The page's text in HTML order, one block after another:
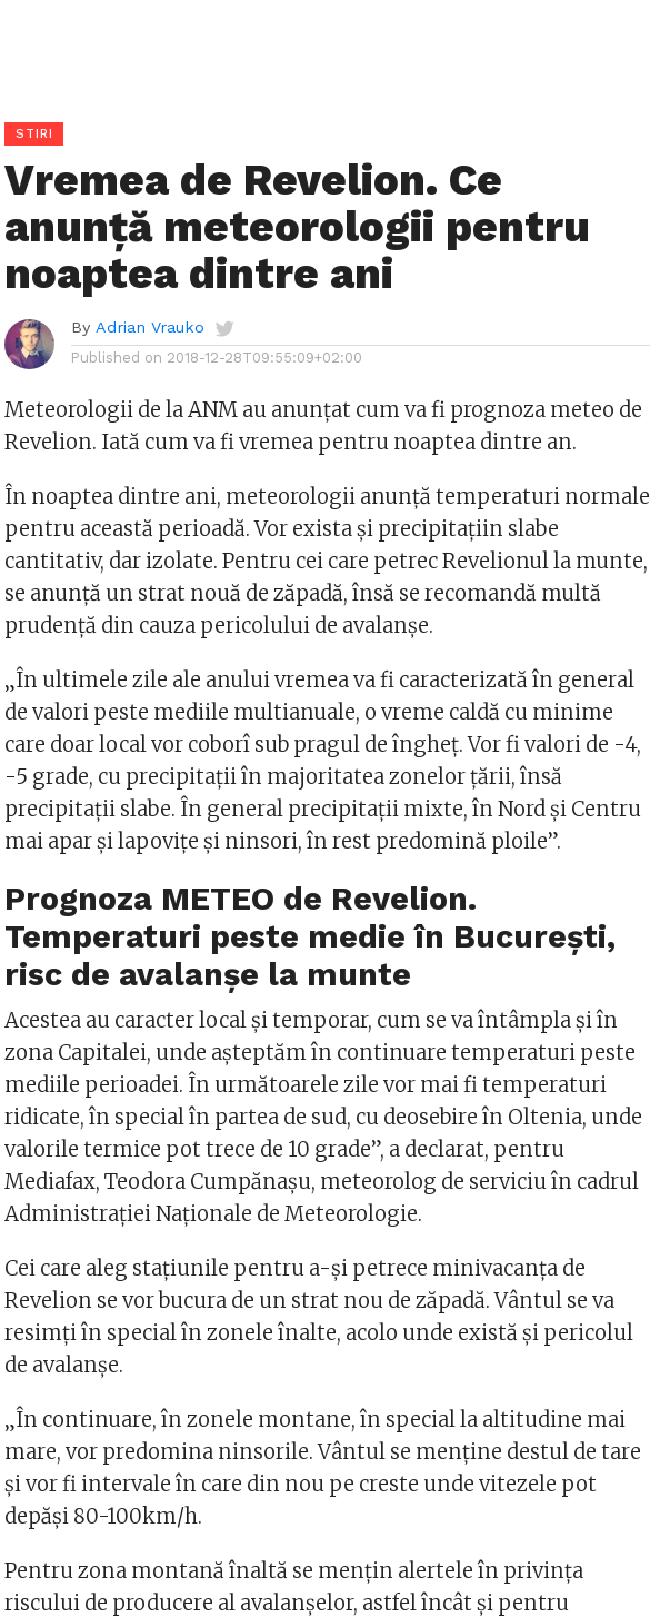
STIRI
Vremea de Revelion. Ce
anunță meteorologii pentru
noaptea dintre ani
By Adrian Vrauko
Published on 2018-12-28T09:55:09+02:00
Meteorologii de la ANM au anunțat cum va fi prognoza meteo de
Revelion. Iată cum va fi vremea pentru noaptea dintre an.
În noaptea dintre ani, meteorologii anunță temperaturi normale
pentru această perioadă. Vor exista și precipitațiin slabe
cantitativ, dar izolate. Pentru cei care petrec Revelionul la munte,
se anunță un strat nouă de zăpadă, însă se recomandă multă
prudență din cauza pericolului de avalanșe.
„În ultimele zile ale anului vremea va fi caracterizată în general
de valori peste mediile multianuale, o vreme caldă cu minime
care doar local vor coborî sub pragul de îngheț. Vor fi valori de -4,
-5 grade, cu precipitații în majoritatea zonelor țării, însă
precipitații slabe. În general precipitații mixte, în Nord și Centru
mai apar și lapovițe și ninsori, în rest predomină ploile”.
Prognoza METEO de Revelion.
Temperaturi peste medie în București,
risc de avalanșe la munte
Acestea au caracter local și temporar, cum se va întâmpla și în
zona Capitalei, unde așteptăm în continuare temperaturi peste
mediile perioadei. În următoarele zile vor mai fi temperaturi
ridicate, în special în partea de sud, cu deosebire în Oltenia, unde
valorile termice pot trece de 10 grade”, a declarat, pentru
Mediafax, Teodora Cumpănașu, meteorolog de serviciu în cadrul
Administrației Naționale de Meteorologie.
Cei care aleg stațiunile pentru a-și petrece minivacanța de
Revelion se vor bucura de un strat nou de zăpadă. Vântul se va
resimți în special în zonele înalte, acolo unde există și pericolul
de avalanșe.
„În continuare, în zonele montane, în special la altitudine mai
mare, vor predomina ninsorile. Vântul se menține destul de tare
și vor fi intervale în care din nou pe creste unde vitezele pot
depăși 80-100km/h.
Pentru zona montană înaltă se mențin alertele în privința
riscului de producere al avalanșelor, astfel încât și pentru